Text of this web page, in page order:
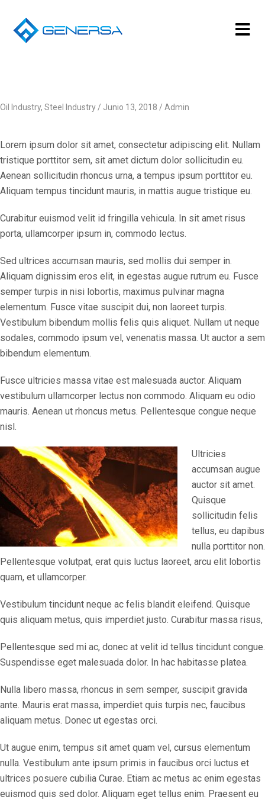
Oil Industry, Steel Industry Junio 13, 2018 Admin
Lorem ipsum dolor sit amet, consectetur adipiscing elit. Nullam
tristique porttitor sem, sit amet dictum dolor sollicitudin eu.
Aenean sollicitudin rhoncus urna, a tempus ipsum porttitor eu.
Aliquam tempus tincidunt mauris, in mattis augue tristique eu.
Curabitur euismod velit id fringilla vehicula. In sit amet risus
porta, ullamcorper ipsum in, commodo lectus.
Sed ultrices accumsan mauris, sed mollis dui semper in.
Aliquam dignissim eros elit, in egestas augue rutrum eu. Fusce
semper turpis in nisi lobortis, maximus pulvinar magna
elementum. Fusce vitae suscipit dui, non laoreet turpis.
Vestibulum bibendum mollis felis quis aliquet. Nullam ut neque
sodales, commodo ipsum vel, venenatis massa. Ut auctor a sem
bibendum elementum.
Fusce ultricies massa vitae est malesuada auctor. Aliquam
vestibulum ullamcorper lectus non commodo. Aliquam eu odio
mauris. Aenean ut rhoncus metus. Pellentesque congue neque
nisl.
Ultricies
accumsan augue
auctor sit amet.
Quisque
sollicitudin felis
tellus, eu dapibus
nulla porttitor non.
Pellentesque volutpat, erat quis luctus laoreet, arcu elit lobortis
quam, et ullamcorper.
Vestibulum tincidunt neque ac felis blandit eleifend. Quisque
quis aliquam metus, quis imperdiet justo. Curabitur massa risus,
Pellentesque sed mi ac, donec at velit id tellus tincidunt congue.
Suspendisse eget malesuada dolor. In hac habitasse platea.
Nulla libero massa, rhoncus in sem semper, suscipit gravida
ante. Mauris erat massa, imperdiet quis turpis nec, faucibus
aliquam metus. Donec ut egestas orci.
Ut augue enim, tempus sit amet quam vel, cursus elementum
nulla. Vestibulum ante ipsum primis in faucibus orci luctus et
ultrices posuere cubilia Curae. Etiam ac metus ac enim egestas
euismod quis sed dolor. Aliquam eget tellus enim. Praesent eu